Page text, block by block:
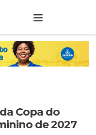
Copa do
de 2027